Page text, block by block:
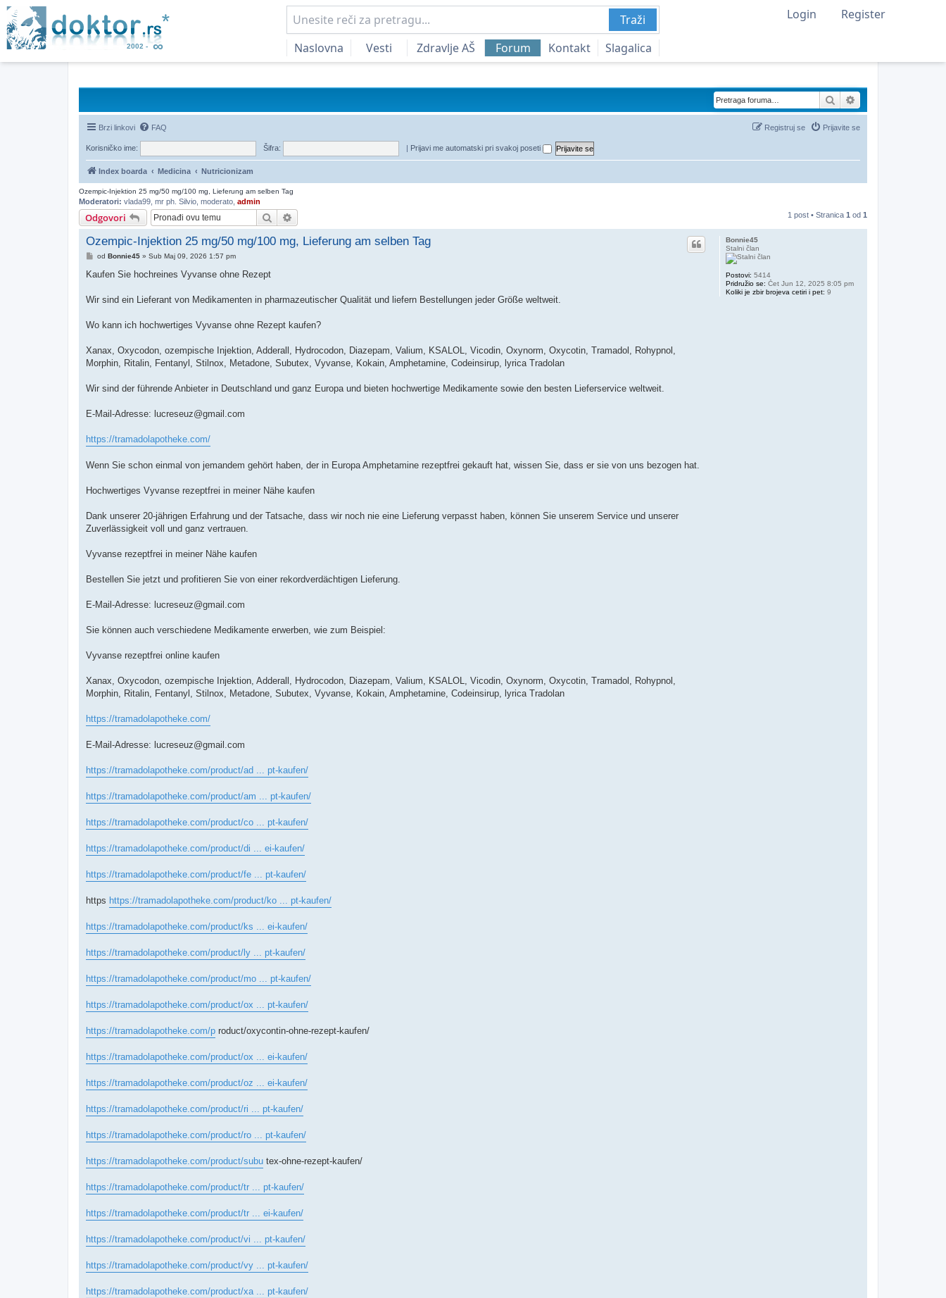
Traži
Naslovna
Vesti Zdravlje AŠ Forum Kontakt Slagalica
Login Register
Pretraga
Brzi linkovi FAQ Prijavite se
Registruj se
Korisničko ime: Šifra: | Prijavi me automatski pri svakoj poseti
Index boarda Medicina Nutricionizam
Ozempic-Injektion 25 mg/50 mg/100 mg, Lieferung am selben Tag
Moderatori: vlada99 mr ph. Silvio moderato admin
Odgovori Pretraga 1 post • Stranica 1 od 1
Bonnie45
Stalni član
Postovi: 5414
Pridružio se: Čet Jun 12, 2025 8:05 pm
Koliki je zbir brojeva cetiri i pet: 9
Ozempic-Injektion 25 mg/50 mg/100 mg, Lieferung am selben Tag
Post
od Bonnie45» Sub Maj 09, 2026 1:57 pm
Kaufen Sie hochreines Vyvanse ohne Rezept
Wir sind ein Lieferant von Medikamenten in pharmazeutischer Qualität und liefern Bestellungen jeder Größe weltweit.
Wo kann ich hochwertiges Vyvanse ohne Rezept kaufen?
Xanax, Oxycodon, ozempische Injektion, Adderall, Hydrocodon, Diazepam, Valium, KSALOL, Vicodin, Oxynorm, Oxycotin, Tramadol, Rohypnol,
Morphin, Ritalin, Fentanyl, Stilnox, Metadone, Subutex, Vyvanse, Kokain, Amphetamine, Codeinsirup, lyrica Tradolan
Wir sind der führende Anbieter in Deutschland und ganz Europa und bieten hochwertige Medikamente sowie den besten Lieferservice weltweit.
E-Mail-Adresse: lucreseuz@gmail.com
https://tramadolapotheke.com/
Wenn Sie schon einmal von jemandem gehört haben, der in Europa Amphetamine rezeptfrei gekauft hat, wissen Sie, dass er sie von uns bezogen hat.
Hochwertiges Vyvanse rezeptfrei in meiner Nähe kaufen
Dank unserer 20-jährigen Erfahrung und der Tatsache, dass wir noch nie eine Lieferung verpasst haben, können Sie unserem Service und unserer
Zuverlässigkeit voll und ganz vertrauen.
Vyvanse rezeptfrei in meiner Nähe kaufen
Bestellen Sie jetzt und profitieren Sie von einer rekordverdächtigen Lieferung.
E-Mail-Adresse: lucreseuz@gmail.com
Sie können auch verschiedene Medikamente erwerben, wie zum Beispiel:
Vyvanse rezeptfrei online kaufen
Xanax, Oxycodon, ozempische Injektion, Adderall, Hydrocodon, Diazepam, Valium, KSALOL, Vicodin, Oxynorm, Oxycotin, Tramadol, Rohypnol,
Morphin, Ritalin, Fentanyl, Stilnox, Metadone, Subutex, Vyvanse, Kokain, Amphetamine, Codeinsirup, lyrica Tradolan
https://tramadolapotheke.com/
E-Mail-Adresse: lucreseuz@gmail.com
https://tramadolapotheke.com/product/ad ... pt-kaufen/
https://tramadolapotheke.com/product/am ... pt-kaufen/
https://tramadolapotheke.com/product/co ... pt-kaufen/
https://tramadolapotheke.com/product/di ... ei-kaufen/
https://tramadolapotheke.com/product/fe ... pt-kaufen/
https https://tramadolapotheke.com/product/ko ... pt-kaufen/
https://tramadolapotheke.com/product/ks ... ei-kaufen/
https://tramadolapotheke.com/product/ly ... pt-kaufen/
https://tramadolapotheke.com/product/mo ... pt-kaufen/
https://tramadolapotheke.com/product/ox ... pt-kaufen/
https://tramadolapotheke.com/p roduct/oxycontin-ohne-rezept-kaufen/
https://tramadolapotheke.com/product/ox ... ei-kaufen/
https://tramadolapotheke.com/product/oz ... ei-kaufen/
https://tramadolapotheke.com/product/ri ... pt-kaufen/
https://tramadolapotheke.com/product/ro ... pt-kaufen/
https://tramadolapotheke.com/product/subu tex-ohne-rezept-kaufen/
https://tramadolapotheke.com/product/tr ... pt-kaufen/
https://tramadolapotheke.com/product/tr ... ei-kaufen/
https://tramadolapotheke.com/product/vi ... pt-kaufen/
https://tramadolapotheke.com/product/vy ... pt-kaufen/
https://tramadolapotheke.com/product/xa ... pt-kaufen/